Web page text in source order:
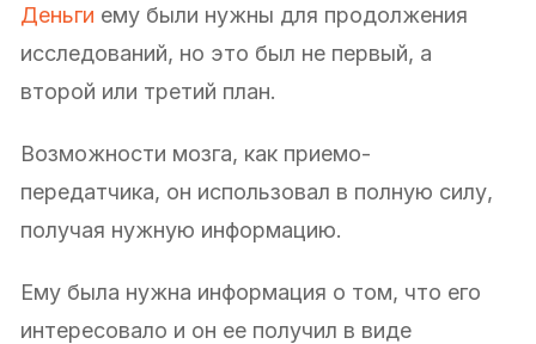
Деньги ему были нужны для продолжения
исследований, но это был не первый, а
второй или третий план.
Возможности мозга, как приемо-
передатчика, он использовал в полную силу,
получая нужную информацию.
Ему была нужна информация о том, что его
интересовало и он ее получил в виде